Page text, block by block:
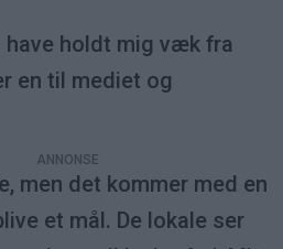
holdt mig væk fra
en til mediet og
men det kommer med en
et mål. De lokale ser